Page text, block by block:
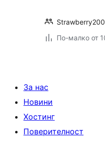
Strawberry200
По-малко от
За нас
Новини
Хостинг
Поверителност